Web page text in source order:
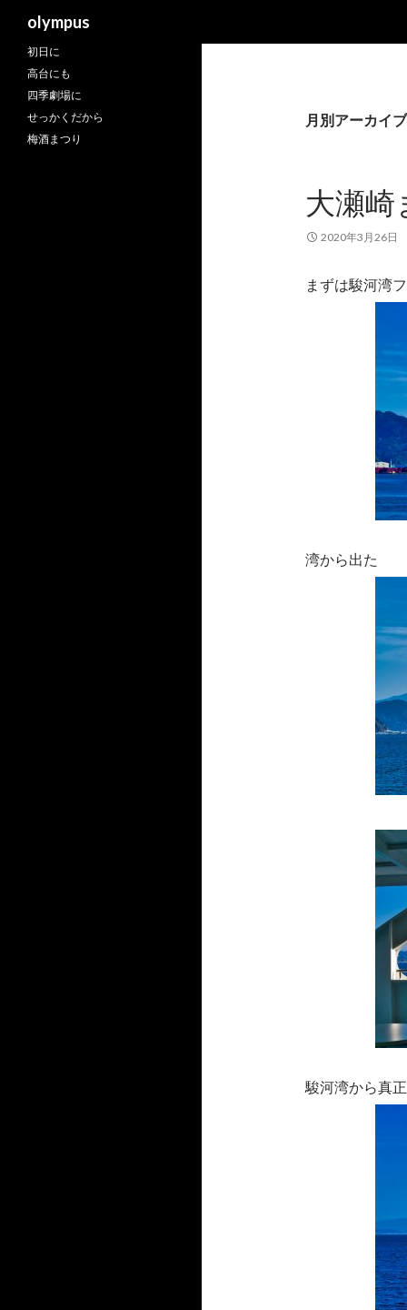
olympus
月別アーカイ
大瀬崎
2020年3月26日
まずは駿河湾
湾から出た
駿河湾から真
初日に
高台にも
四季劇場に
せっかくだから
梅酒まつり